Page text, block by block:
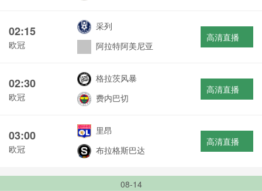
02:15
欧冠
采列
阿拉特阿美尼亚
高清直播
02:30
欧冠
格拉茨风暴
费内巴切
高清直播
03:00
欧冠
里昂
布拉格斯巴达
高清直播
08-14